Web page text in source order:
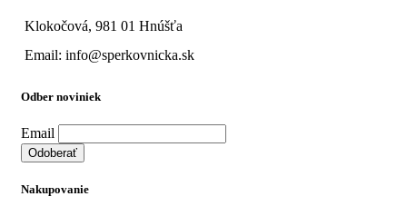
Klokočová, 981 01 Hnúšťa
Email: info@sperkovnicka.sk
Odber noviniek
Email
Nakupovanie